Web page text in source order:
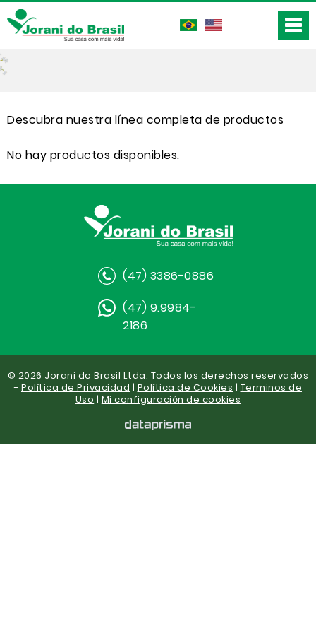
Descubra nuestra línea completa de productos
No hay productos disponibles.
(47) 3386-0886
(47) 9.9984-
2186
© 2026 Jorani do Brasil Ltda. Todos los derechos reservados
- Política de Privacidad | Política de Cookies | Terminos de
Uso | Mi configuración de cookies